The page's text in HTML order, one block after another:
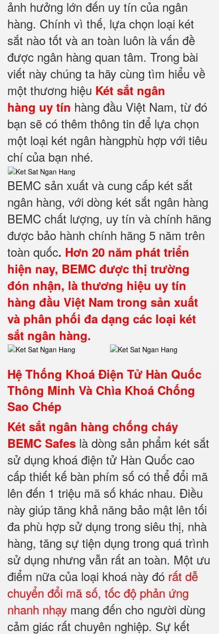
ảnh hưởng lớn đến uy tín của ngân
hàng. Chính vì thế, lựa chọn loại két
sắt nào tốt và an toàn luôn là vấn đề
được ngân hàng quan tâm. Trong bài
viết này chúng ta hãy cùng tìm hiểu về
một thương hiệu Két sắt ngân
hàng uy tín hàng đầu Việt Nam, từ đó
bạn sẽ có thêm thông tin để lựa chọn
một loại két ngân hàngphù hợp với tiêu
chí của bạn nhé.
BEMC sản xuất và cung cấp két sắt
ngân hàng, với dòng két sắt ngân hàng
BEMC chất lượng, uy tín và chính hãng
được bảo hành chính hãng 5 năm trên
toàn quốc. Hơn 20 năm phát triển
hiện nay, BEMC được thị trường
đón nhận, là thương hiệu uy tín
hàng đầu Việt Nam trong sản xuất
và phân phối đa dạng các loại két
sắt ngân hàng.
Hệ Thống Khoá Điện Tử Hàn Quốc
Thông Minh Và Chìa Khoá Chống
Sao Chép
Két sắt ngân hàng chống cháy
BEMC Safes là dòng sản phẩm két sắt
sử dụng khoá điện tử Hàn Quốc cao
cấp thiết kế bàn phím số có thể đổi mã
lên đến 1 triệu mã số khác nhau. Điều
này giúp tăng khả năng bảo mật lên tối
đa phù hợp sử dụng trong siêu thị, nhà
hàng, tăng sự tiện dụng trong quá trình
sử dụng nhưng vẫn rất an toàn. Một ưu
điểm nữa của loại khoá này đó rất dễ
chuyển đổi mã số, tốc độ phản ứng
nhanh nhạy mang đến cho người dùng
cảm giác rất chuyên nghiệp. Sự kết